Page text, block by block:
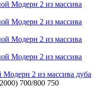
2 из массива дуба
700/800 750